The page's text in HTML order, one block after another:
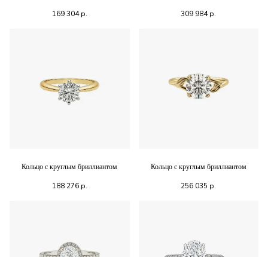
169 304р.
309 984р.
Кольцо с круглым бриллиантом
188 276р.
Кольцо с круглым бриллиантом
256 035 р.